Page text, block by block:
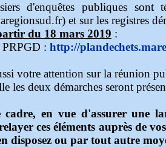
d'enquêtes publiques sont
et sur les registres
du 18 mars 2019 :
: http://
votre attention sur la réunion
les deux démarches seront
cadre, en vue d'assurer une
ces éléments auprès de
disposez ou par tout autre